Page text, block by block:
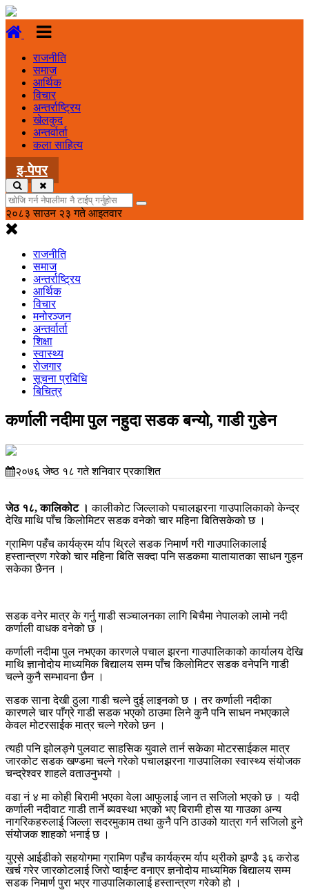
राजनीति
समाज
आर्थिक
विचार
अन्तर्राष्ट्रिय
खेलकुद
अन्तर्वार्ता
कला साहित्य
इ-पेपर
२०८३ साउन २३ गते आइतवार
राजनीति
समाज
अन्तर्राष्ट्रिय
आर्थिक
विचार
मनोरञ्जन
अन्तर्वार्ता
शिक्षा
स्वास्थ्य
रोजगार
सूचना प्रबिधि
बिचित्र
कर्णाली नदीमा पुल नहुदा सडक बन्यो, गाडी गुडेन
२०७६ जेष्ठ १८ गते शनिवार प्रकाशित
जेठ १८, कालिकोट । कालीकोट जिल्लाको पचालझरना गाउपालिकाको केन्द्र
देखि माथि पाँच किलोमिटर सडक वनेको चार महिना बितिसकेको छ ।
ग्रामिण पहँच कार्यक्रम र्याप थ्रिले सडक निमार्ण गरी गाउपालिकालाई
हस्तान्त्रण गरेको चार महिना बिति सक्दा पनि सडकमा यातायातका साधन गुड्न
सकेका छैनन ।
सडक वनेर मात्र के गर्नु गाडी सञ्चालनका लागि बिचैमा नेपालको लामो नदी
कर्णाली वाधक वनेको छ ।
कर्णाली नदीमा पुल नभएका कारणले पचाल झरना गाउपालिकाको कार्यालय देखि
माथि ज्ञानोदोय माध्यमिक बिद्यालय सम्म पाँच किलोमिटर सडक वनेपनि गाडी
चल्ने कुनै सम्भावना छैन ।
सडक साना देखी ठुला गाडी चल्ने दुई लाइनको छ । तर कर्णाली नदीका
कारणले चार पाँग्रे गाडी सडक भएको ठाउमा लिने कुनै पनि साधन नभएकाले
केवल मोटरसाईक मात्र चल्ने गरेको छन ।
त्यही पनि झोलङ्गे पुलवाट साहसिक युवाले तार्न सकेका मोटरसाईकल मात्र
जारकोट सडक खण्डमा चल्ने गरेको पचालझरना गाउपालिका स्वास्थ्य संयोजक
चन्द्रेश्वर शाहले वताउनुभयो ।
वडा नं ४ मा कोही बिरामी भएका वेला आफुलाई जान त सजिलो भएको छ । यदी
कर्णाली नदीवाट गाडी तार्ने ब्यवस्था भएको भए बिरामी होस या गाउका अन्य
नागरिकहरुलाई जिल्ला सदरमुकाम तथा कुनै पनि ठाउको यात्रा गर्न सजिलो हुने
संयोजक शाहको भनाई छ ।
युएसे आईडीको सहयोगमा ग्रामिण पहँच कार्यक्रम र्याप थ्रीको झण्डै ३६ करोड
खर्च गरेर जारकोटलाई जिरो प्वाईन्ट वनाएर ज्ञनोदोय माध्यमिक बिद्यालय सम्म
सडक निमार्ण पुरा भएर गाउपालिकालाई हस्तान्त्रण गरेको हो ।